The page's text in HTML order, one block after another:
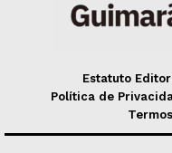
Estatuto
Política de